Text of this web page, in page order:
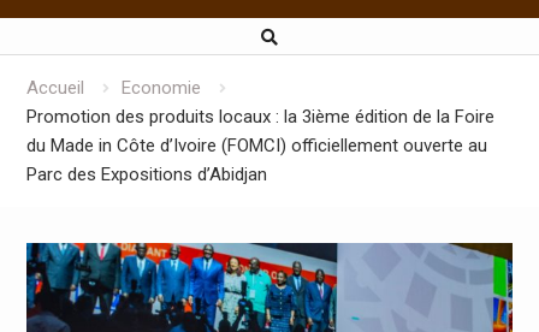
Accueil
Economie
Promotion des produits locaux : la 3ième édition de la Foire
du Made in Côte d’Ivoire (FOMCI) officiellement ouverte au
Parc des Expositions d’Abidjan